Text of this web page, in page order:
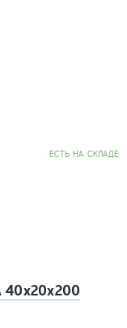
EСТЬ НА СКЛАДЕ